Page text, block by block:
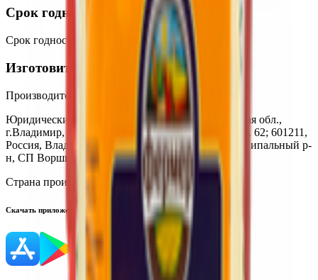
Срок годности
Срок годности
Изготовитель
Производитель:
ООО «Гарнец»
Юридический адрес:
600901, Россия, Владимирская обл.,
г.Владимир, мкр. Юрьевец, Строительный пр-д, д. 62; 601211,
Россия, Владимирская область, Собинский муниципальный р-
н, СП Воршинское, территория Гарнец, д. 1
Страна производства:Россия
Скачать приложение